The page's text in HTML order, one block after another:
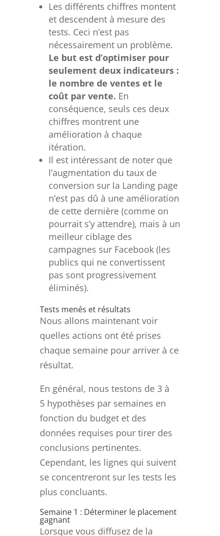
Les différents chiffres montent
et descendent à mesure des
tests. Ceci n’est pas
nécessairement un problème.
Le but est d’optimiser pour
seulement deux indicateurs :
le nombre de ventes et le
coût par vente. En
conséquence, seuls ces deux
chiffres montrent une
amélioration à chaque
itération.
Il est intéressant de noter que
l’augmentation du taux de
conversion sur la Landing page
n’est pas dû à une amélioration
de cette dernière (comme on
pourrait s’y attendre), mais à un
meilleur ciblage des
campagnes sur Facebook (les
publics qui ne convertissent
pas sont progressivement
éliminés).
Tests menés et résultats
Nous allons maintenant voir
quelles actions ont été prises
chaque semaine pour arriver à ce
résultat.
En général, nous testons de 3 à
5 hypothèses par semaines en
fonction du budget et des
données requises pour tirer des
conclusions pertinentes.
Cependant, les lignes qui suivent
se concentreront sur les tests les
plus concluants.
Semaine 1 : Déterminer le placement
gagnant
Lorsque vous diffusez de la